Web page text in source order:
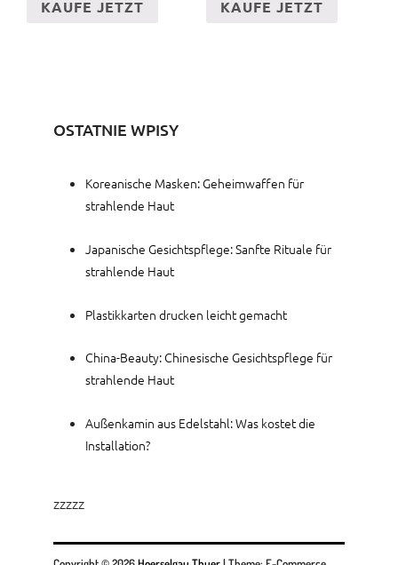
KAUFE JETZT KAUFE JETZT
OSTATNIE WPISY
Koreanische Masken: Geheimwaffen für
strahlende Haut
Japanische Gesichtspflege: Sanfte Rituale für
strahlende Haut
Plastikkarten drucken leicht gemacht
China-Beauty: Chinesische Gesichtspflege für
strahlende Haut
Außenkamin aus Edelstahl: Was kostet die
Installation?
zzzzz